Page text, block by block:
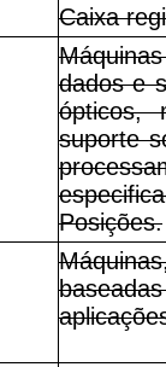
Caixa
dados e
ópticos,
suporte
Posições.